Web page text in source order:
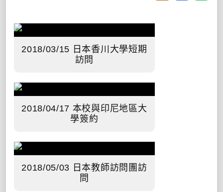
2018/03/15 日本香川大學短期
訪問
2018/04/17 本校與印尼地區大
學簽約
2018/05/03 日本教師訪問團訪
問